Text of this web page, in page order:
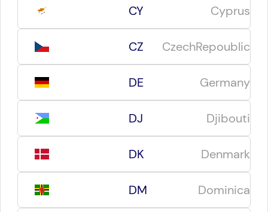
CY
Cyprus
CZ CzechRepoublic
DE Germany
DJ Djibouti
DK Denmark
DM Dominica